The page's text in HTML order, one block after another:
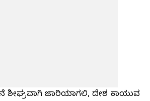
ಜಾರಿಯಾಗಲಿ, ದೇಶ ಕಾಯುವ